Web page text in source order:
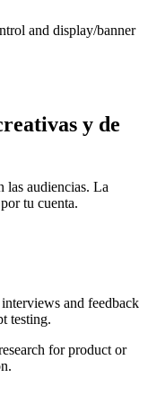
and display/banner
y de
las audiencias. La
tu cuenta.
and feedback
testing.
for product or